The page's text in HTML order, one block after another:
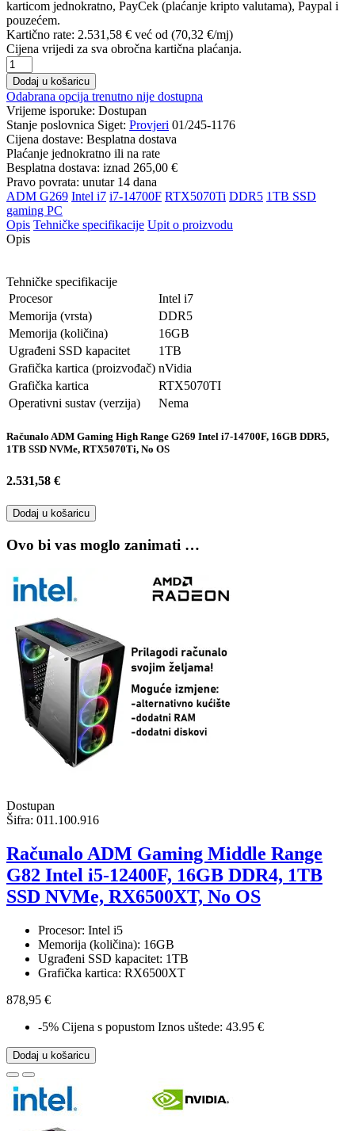
karticom jednokratno, PayCek (plaćanje kripto valutama), Paypal i
pouzećem.
Kartično rate: 2.531,58 € već od (70,32 €/mj)
Cijena vrijedi za sva obročna kartična plaćanja.
Dodaj u košaricu
Odabrana opcija trenutno nije dostupna
Vrijeme isporuke: Dostupan
Stanje poslovnica Siget: Provjeri 01/245-1176
Cijena dostave: Besplatna dostava
Plaćanje jednokratno ili na rate
Besplatna dostava: iznad 265,00 €
Pravo povrata: unutar 14 dana
ADM G269 Intel i7 i7-14700F RTX5070Ti DDR5 1TB SSD
gaming PC
Opis Tehničke specifikacije Upit o proizvodu
Opis
Tehničke specifikacije
Procesor
Intel i7
Memorija (vrsta)
DDR5
Memorija (količina)
16GB
Ugrađeni SSD kapacitet
1TB
Grafička kartica (proizvođač) nVidia
Grafička kartica
RTX5070TI
Operativni sustav (verzija)
Nema
Računalo ADM Gaming High Range G269 Intel i7-14700F, 16GB DDR5,
1TB SSD NVMe, RTX5070Ti, No OS
2.531,58 €
Dodaj u košaricu
Ovo bi vas moglo zanimati …
Dostupan
Šifra: 011.100.916
Računalo ADM Gaming Middle Range
G82 Intel i5-12400F, 16GB DDR4, 1TB
SSD NVMe, RX6500XT, No OS
Procesor: Intel i5
Memorija (količina): 16GB
Ugrađeni SSD kapacitet: 1TB
Grafička kartica: RX6500XT
878,95 €
-5% Cijena s popustom Iznos uštede: 43.95 €
Dodaj u košaricu